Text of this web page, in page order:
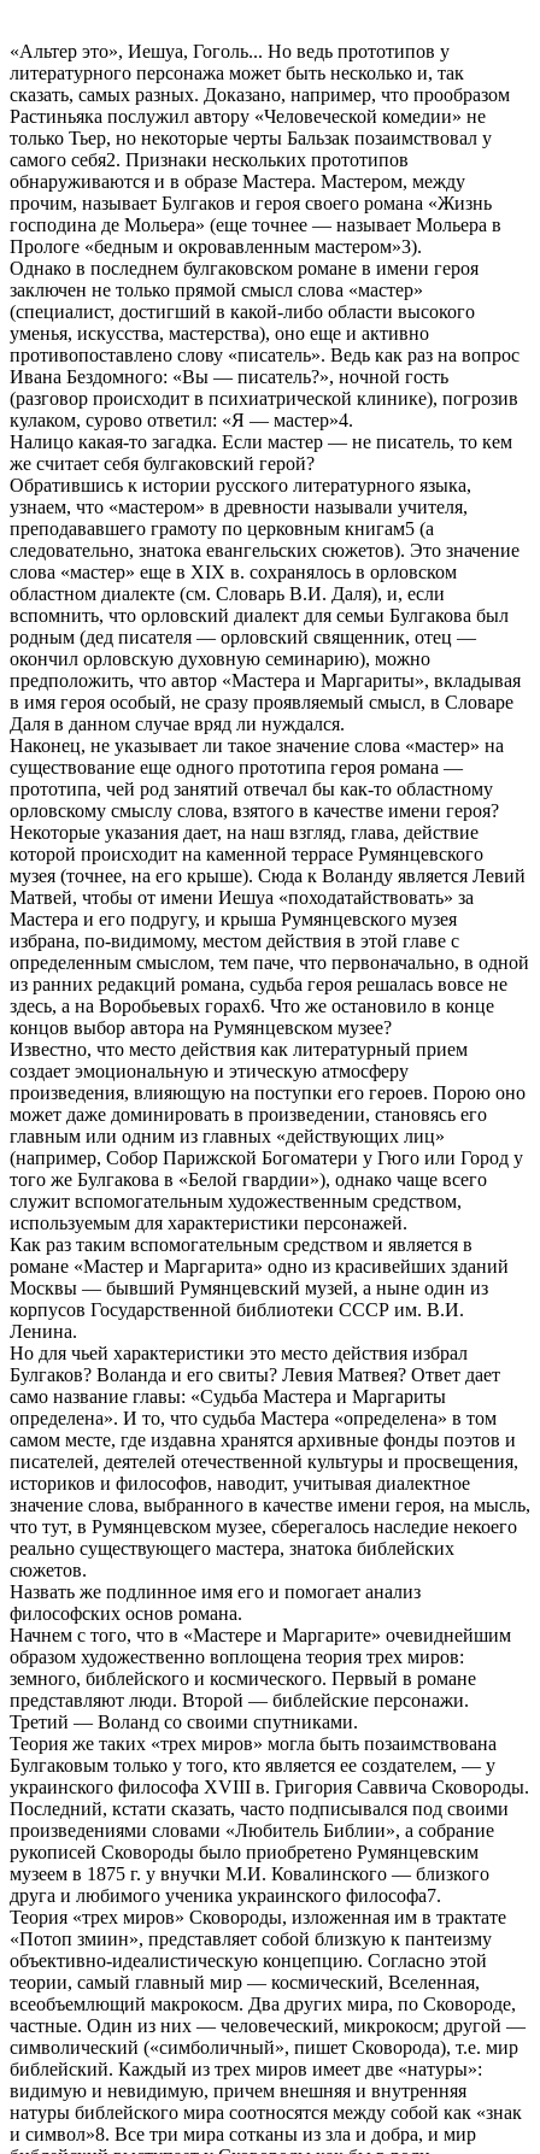
«Альтер это», Иешуа, Гоголь... Но ведь прототипов у
литературного персонажа может быть несколько и, так
сказать, самых разных. Доказано, например, что прообразом
Растиньяка послужил автору «Человеческой комедии» не
только Тьер, но некоторые черты Бальзак позаимствовал у
самого себя2. Признаки нескольких прототипов
обнаруживаются и в образе Мастера. Мастером, между
прочим, называет Булгаков и героя своего романа «Жизнь
господина де Мольера» (еще точнее — называет Мольера в
Прологе «бедным и окровавленным мастером»3).
Однако в последнем булгаковском романе в имени героя
заключен не только прямой смысл слова «мастер»
(специалист, достигший в какой-либо области высокого
уменья, искусства, мастерства), оно еще и активно
противопоставлено слову «писатель». Ведь как раз на вопрос
Ивана Бездомного: «Вы — писатель?», ночной гость
(разговор происходит в психиатрической клинике), погрозив
кулаком, сурово ответил: «Я — мастер»4.
Налицо какая-то загадка. Если мастер — не писатель, то кем
же считает себя булгаковский герой?
Обратившись к истории русского литературного языка,
узнаем, что «мастером» в древности называли учителя,
преподававшего грамоту по церковным книгам5 (а
следовательно, знатока евангельских сюжетов). Это значение
слова «мастер» еще в XIX в. сохранялось в орловском
областном диалекте (см. Словарь В.И. Даля), и, если
вспомнить, что орловский диалект для семьи Булгакова был
родным (дед писателя — орловский священник, отец —
окончил орловскую духовную семинарию), можно
предположить, что автор «Мастера и Маргариты», вкладывая
в имя героя особый, не сразу проявляемый смысл, в Словаре
Даля в данном случае вряд ли нуждался.
Наконец, не указывает ли такое значение слова «мастер» на
существование еще одного прототипа героя романа —
прототипа, чей род занятий отвечал бы как-то областному
орловскому смыслу слова, взятого в качестве имени героя?
Некоторые указания дает, на наш взгляд, глава, действие
которой происходит на каменной террасе Румянцевского
музея (точнее, на его крыше). Сюда к Воланду является Левий
Матвей, чтобы от имени Иешуа «походатайствовать» за
Мастера и его подругу, и крыша Румянцевского музея
избрана, по-видимому, местом действия в этой главе с
определенным смыслом, тем паче, что первоначально, в одной
из ранних редакций романа, судьба героя решалась вовсе не
здесь, а на Воробьевых горах6. Что же остановило в конце
концов выбор автора на Румянцевском музее?
Известно, что место действия как литературный прием
создает эмоциональную и этическую атмосферу
произведения, влияющую на поступки его героев. Порою оно
может даже доминировать в произведении, становясь его
главным или одним из главных «действующих лиц»
(например, Собор Парижской Богоматери у Гюго или Город у
того же Булгакова в «Белой гвардии»), однако чаще всего
служит вспомогательным художественным средством,
используемым для характеристики персонажей.
Как раз таким вспомогательным средством и является в
романе «Мастер и Маргарита» одно из красивейших зданий
Москвы — бывший Румянцевский музей, а ныне один из
корпусов Государственной библиотеки СССР им. В.И.
Ленина.
Но для чьей характеристики это место действия избрал
Булгаков? Воланда и его свиты? Левия Матвея? Ответ дает
само название главы: «Судьба Мастера и Маргариты
определена». И то, что судьба Мастера «определена» в том
самом месте, где издавна хранятся архивные фонды поэтов и
писателей, деятелей отечественной культуры и просвещения,
историков и философов, наводит, учитывая диалектное
значение слова, выбранного в качестве имени героя, на мысль,
что тут, в Румянцевском музее, сберегалось наследие некоего
реально существующего мастера, знатока библейских
сюжетов.
Назвать же подлинное имя его и помогает анализ
философских основ романа.
Начнем с того, что в «Мастере и Маргарите» очевиднейшим
образом художественно воплощена теория трех миров:
земного, библейского и космического. Первый в романе
представляют люди. Второй — библейские персонажи.
Третий — Воланд со своими спутниками.
Теория же таких «трех миров» могла быть позаимствована
Булгаковым только у того, кто является ее создателем, — у
украинского философа XVIII в. Григория Саввича Сковороды.
Последний, кстати сказать, часто подписывался под своими
произведениями словами «Любитель Библии», а собрание
рукописей Сковороды было приобретено Румянцевским
музеем в 1875 г. у внучки М.И. Ковалинского — близкого
друга и любимого ученика украинского философа7.
Теория «трех миров» Сковороды, изложенная им в трактате
«Потоп змиин», представляет собой близкую к пантеизму
объективно-идеалистическую концепцию. Согласно этой
теории, самый главный мир — космический, Вселенная,
всеобъемлющий макрокосм. Два других мира, по Сковороде,
частные. Один из них — человеческий, микрокосм; другой —
символический («симболичный», пишет Сковорода), т.е. мир
библейский. Каждый из трех миров имеет две «натуры»:
видимую и невидимую, причем внешняя и внутренняя
натуры библейского мира соотносятся между собой как «знак
и символ»8. Все три мира сотканы из зла и добра, и мир